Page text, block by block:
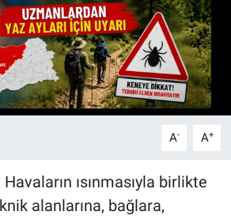
A- A+
Havaların ısınmasıyla birlikte
alanlarına, bağlara,